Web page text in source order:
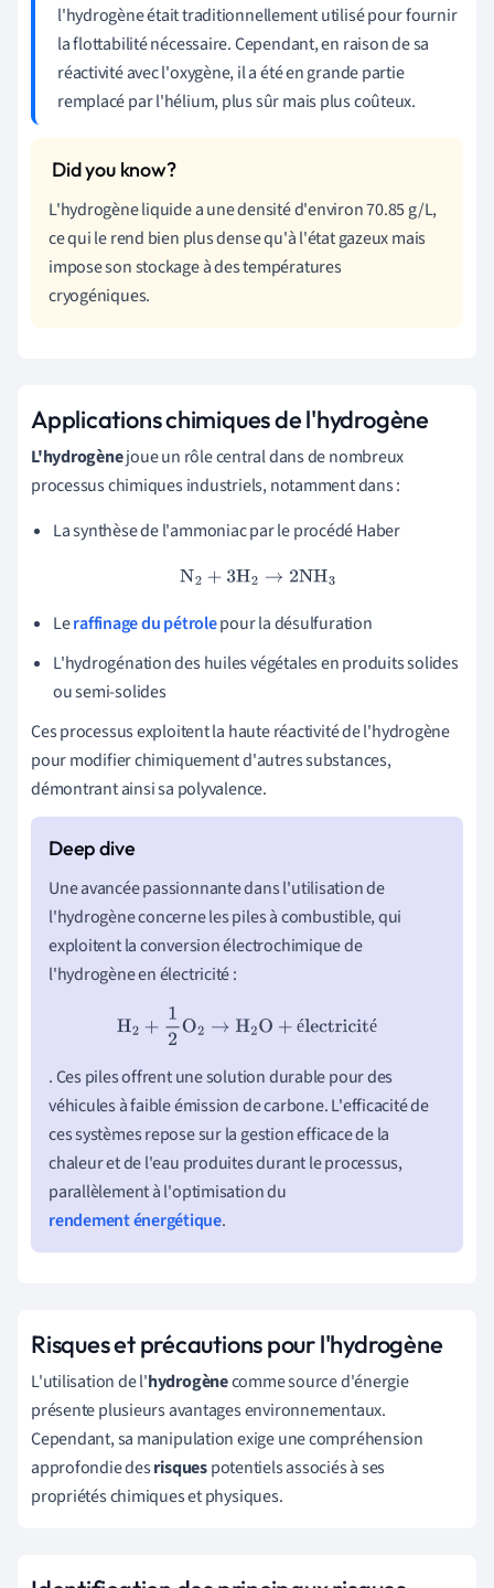
l'hydrogène était traditionnellement utilisé pour fournir
la flottabilité nécessaire. Cependant, en raison de sa
réactivité avec l'oxygène, il a été en grande partie
remplacé par l'hélium, plus sûr mais plus coûteux.
L'hydrogène liquide a une densité d'environ 70.85 g/L,
ce qui le rend bien plus dense qu'à l'état gazeux mais
impose son stockage à des températures
cryogéniques.
Applications chimiques de l'hydrogène
L'hydrogènejoue un rôle central dans de nombreux
processus chimiques industriels, notamment dans :
La synthèse de l'ammoniac par le procédé Haber
N2 +3H2 →2NH3
Leraffinage du pétrolepour la désulfuration
L'hydrogénation des huiles végétales en produits solides
ou semi-solides
Ces processus exploitent la haute réactivité de l'hydrogène
pour modifier chimiquement d'autres substances,
démontrant ainsi sa polyvalence.
Une avancée passionnante dans l'utilisation de
l'hydrogène concerne les piles à combustible, qui
exploitent la conversion électrochimique de
l'hydrogène en électricité :
é é
H 2+12O 2→ H2O+électricité
. Ces piles offrent une solution durable pour des
véhicules à faible émission de carbone. L'efficacité de
ces systèmes repose sur la gestion efficace de la
chaleur et de l'eau produites durant le processus,
parallèlement à l'optimisation du
rendement énergétique.
Risques et précautions pour l'hydrogène
L'utilisation de l'hydrogènecomme source d'énergie
présente plusieurs avantages environnementaux.
Cependant, sa manipulation exige une compréhension
approfondie desrisquespotentiels associés à ses
propriétés chimiques et physiques.